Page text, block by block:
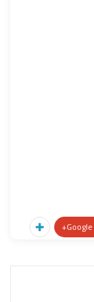
Google+